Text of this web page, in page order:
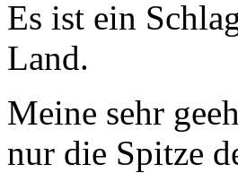
Es ist ein
Land.
Meine sehr
nur die Spitze